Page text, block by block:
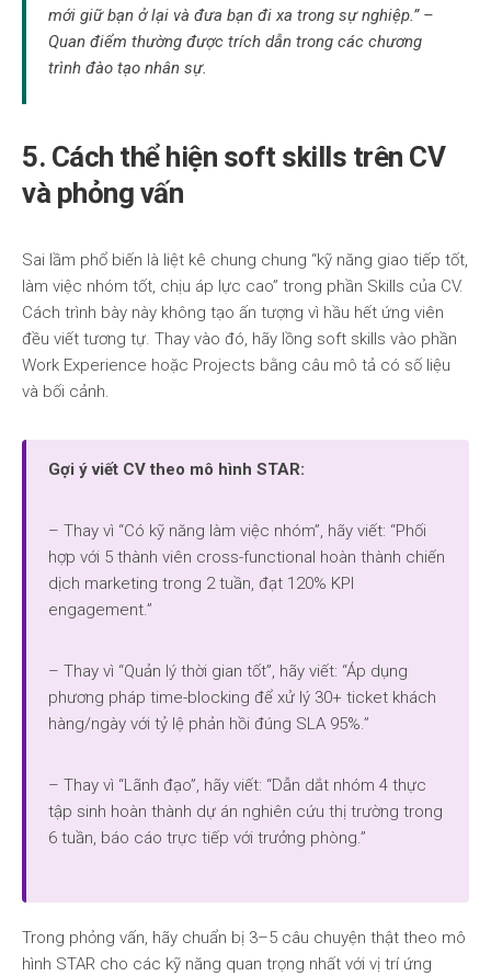
mới giữ bạn ở lại và đưa bạn đi xa trong sự nghiệp.” –
Quan điểm thường được trích dẫn trong các chương
trình đào tạo nhân sự.
5. Cách thể hiện soft skills trên CV
và phỏng vấn
Sai lầm phổ biến là liệt kê chung chung “kỹ năng giao tiếp tốt,
làm việc nhóm tốt, chịu áp lực cao” trong phần Skills của CV.
Cách trình bày này không tạo ấn tượng vì hầu hết ứng viên
đều viết tương tự. Thay vào đó, hãy lồng soft skills vào phần
Work Experience hoặc Projects bằng câu mô tả có số liệu
và bối cảnh.
Gợi ý viết CV theo mô hình STAR:
– Thay vì “Có kỹ năng làm việc nhóm”, hãy viết: “Phối
hợp với 5 thành viên cross-functional hoàn thành chiến
dịch marketing trong 2 tuần, đạt 120% KPI
engagement.”
– Thay vì “Quản lý thời gian tốt”, hãy viết: “Áp dụng
phương pháp time-blocking để xử lý 30+ ticket khách
hàng/ngày với tỷ lệ phản hồi đúng SLA 95%.”
– Thay vì “Lãnh đạo”, hãy viết: “Dẫn dắt nhóm 4 thực
tập sinh hoàn thành dự án nghiên cứu thị trường trong
6 tuần, báo cáo trực tiếp với trưởng phòng.”
Trong phỏng vấn, hãy chuẩn bị 3–5 câu chuyện thật theo mô
hình STAR cho các kỹ năng quan trọng nhất với vị trí ứng